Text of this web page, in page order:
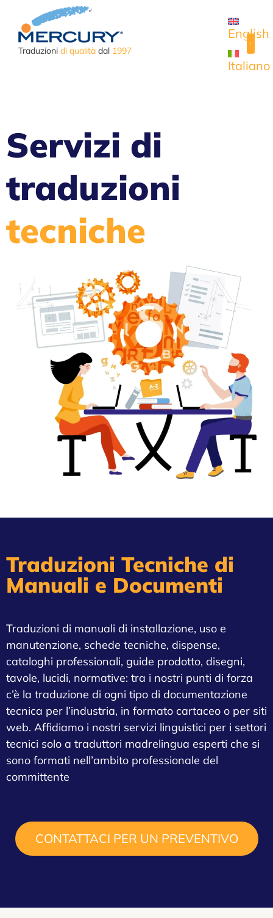
Traduzioni di qualità dal 1997
English
Italiano
Servizi di
traduzioni
tecniche
Traduzioni Tecniche di
Manuali e Documenti
Traduzioni di manuali di installazione, uso e
manutenzione, schede tecniche, dispense,
cataloghi professionali, guide prodotto, disegni,
tavole, lucidi, normative: tra i nostri punti di forza
c’è la traduzione di ogni tipo di documentazione
tecnica per l’industria, in formato cartaceo o per siti
web. Affidiamo i nostri servizi linguistici per i settori
tecnici solo a traduttori madrelingua esperti che si
sono formati nell’ambito professionale del
committente
CONTATTACI PER UN PREVENTIVO